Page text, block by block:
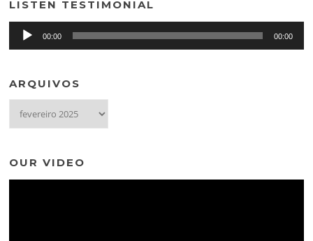
LISTEN TESTIMONIAL
Tocador
00:00 00:00
ARQUIVOS
OUR VIDEO